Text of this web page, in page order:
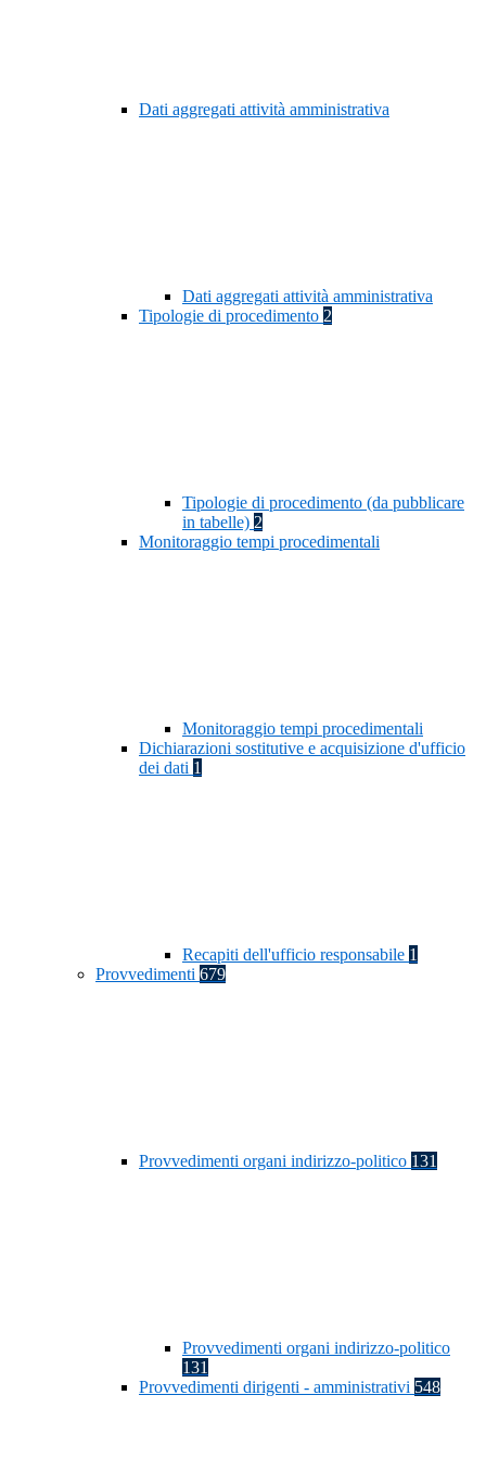
Dati aggregati attività amministrativa
Dati aggregati attività amministrativa
Tipologie di procedimento 2
Tipologie di procedimento (da pubblicare
in tabelle) 2
Monitoraggio tempi procedimentali
Monitoraggio tempi procedimentali
Dichiarazioni sostitutive e acquisizione d'ufficio
dei dati 1
Recapiti dell'ufficio responsabile 1
Provvedimenti 679
Provvedimenti organi indirizzo-politico 131
Provvedimenti organi indirizzo-politico
131
Provvedimenti dirigenti - amministrativi 548